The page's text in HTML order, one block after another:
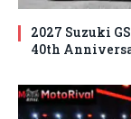
2027 Suzuki
40th